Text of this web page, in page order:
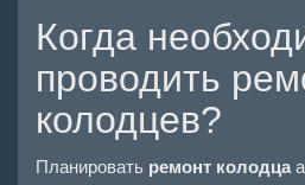
Когда
проводить
колодцев?
Планировать ремонт колодца